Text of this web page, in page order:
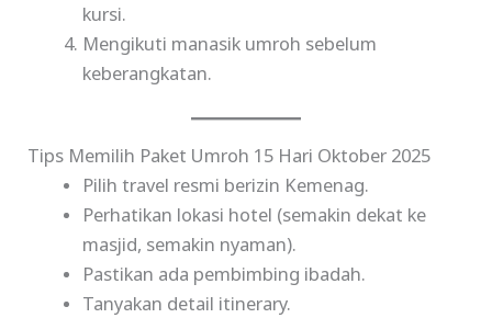
kursi.
Mengikuti manasik umroh sebelum
keberangkatan.
Tips Memilih Paket Umroh 15 Hari Oktober 2025
Pilih travel resmi berizin Kemenag.
Perhatikan lokasi hotel (semakin dekat ke
masjid, semakin nyaman).
Pastikan ada pembimbing ibadah.
Tanyakan detail itinerary.